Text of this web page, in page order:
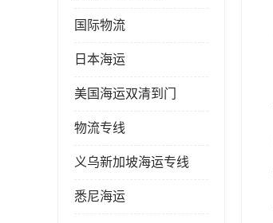
国际物流
日本海运
美国海运双清到门
物流专线
义乌新加坡海运专线
悉尼海运